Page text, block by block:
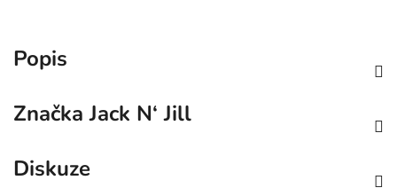
Popis
Značka Jack N‘ Jill
Diskuze